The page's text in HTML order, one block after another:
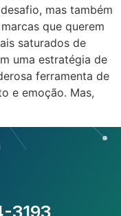
mas também
que querem
saturados de
uma estratégia de
ferramenta de
e emoção. Mas,